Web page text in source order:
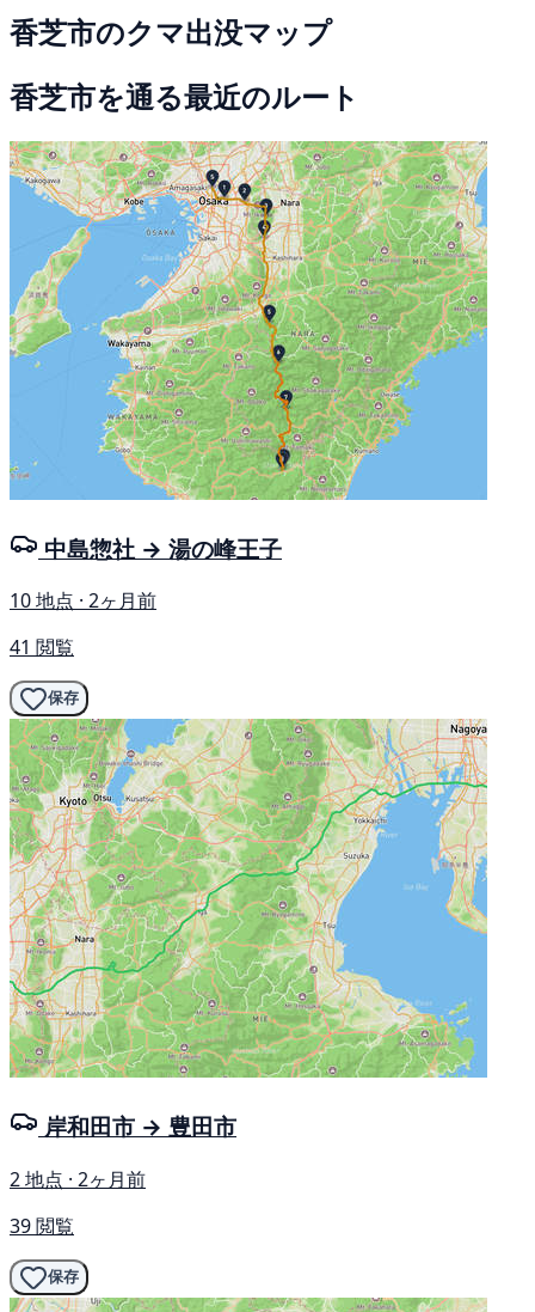
香芝市のクマ出没マップ
香芝市を通る最近のルート
中島惣社 → 湯の峰王子
10 地点 · 2ヶ月前
41 閲覧
保存
岸和田市 → 豊田市
2 地点 · 2ヶ月前
39 閲覧
保存